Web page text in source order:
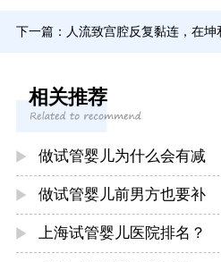
下一篇： 人流致宫腔反复黏连，在坤
相关推荐
做试管婴儿为什么会有减
做试管婴儿前男方也要补
上海试管婴儿医院排名？